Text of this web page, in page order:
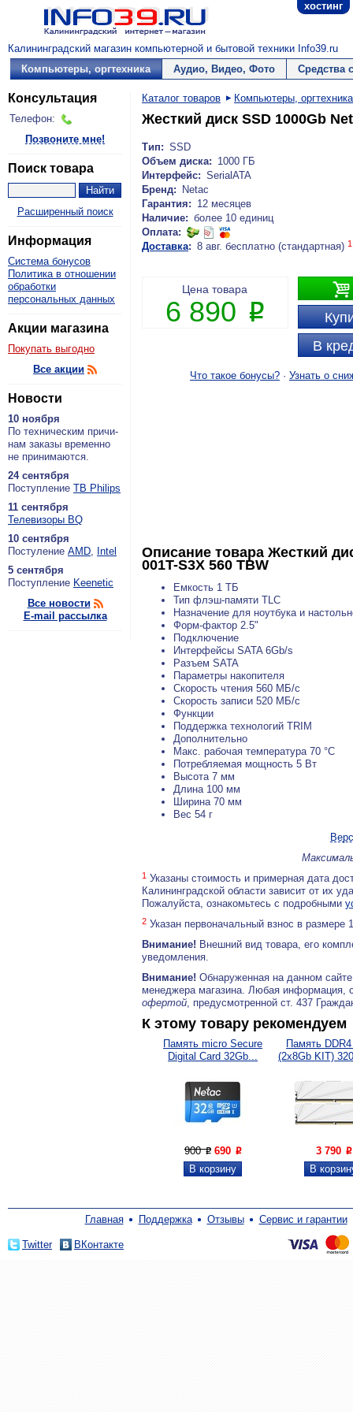
хостинг
Калининградский магазин компьютерной и бытовой техники Info39.ru
Компьютеры, оргтехника
Аудио, Видео, Фото Средства
Консультация
Телефон:
Позвоните мне!
Поиск товара
Расширенный поиск
Информация
Система бонусов
Политика в отношении
обработки
персональных данных
Акции магазина
Покупать выгодно
Все акции
Новости
10 ноября
По тех­ни­че­ским при­чи­
нам за­ка­зы вре­мен­но
не при­ни­ма­ют­ся.
24 сентября
По­ступ­ле­ние ТВ Philips
11 сентября
Теле­ви­зо­ры BQ
10 сентября
По­сту­ле­ние AMD, Intel
5 сентября
По­ступ­ле­ние Keenetic
Все новости
E-mail рассылка
Каталог товаров Компьютеры, оргтехника
Жесткий диск SSD 1000Gb
Тип: SSD
Объем диска: 1000 ГБ
Интерфейс: SerialATA
Бренд:
Netac
Гарантия: 12 месяцев
Наличие: более 10 единиц
Оплата:
Доставка: 8 авг. бесплатно (стандартная) 1

В
Цена товара
6 890 P
Что такое бонусы? · Узнать о
Описание товара Жесткий
001T-S3X 560 TBW
Емкость 1 ТБ
Тип флэш-памяти TLC
Назначение для ноутбука и
Форм-фактор 2.5"
Подключение
Интерфейсы SATA 6Gb/s
Разъем SATA
Параметры накопителя
Скорость чтения 560 МБ/с
Скорость записи 520 МБ/с
Функции
Поддержка технологий TRIM
Дополнительно
Макс. рабочая температура 70 °C
Потребляемая мощность 5 Вт
Высота 7 мм
Длина 100 мм
Ширина 70 мм
Вес 54 г
1 Указаны стоимость и примерная дата
Калининградской области зависит от их
Пожалуйста, ознакомьтесь с подробными
2 Указан первоначальный взнос в
Внимание! Внешний вид товара, его
уведомления.
Внимание! Обнаруженная на данном
менеджера магазина. Любая информация,
офертой, предусмотренной ст. 437
К этому товару рекомендуем
Память micro Secure
Digital Card 32Gb...
900P 690 P
Память
(2x8Gb KIT)
3 790 P
Главная Поддержка Отзывы Сервис и гарантии
Twitter ВКонтакте